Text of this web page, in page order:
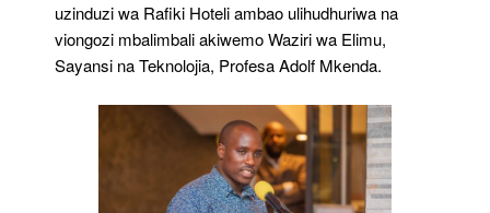
uzinduzi wa Rafiki Hoteli ambao ulihudhuriwa na
viongozi mbalimbali akiwemo Waziri wa Elimu,
Sayansi na Teknolojia, Profesa Adolf Mkenda.